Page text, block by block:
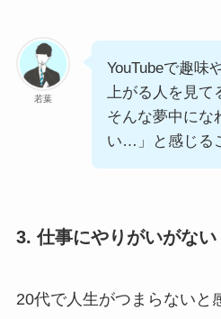
若葉
YouTubeで趣味
上がる人を見
そんな夢中にな
い…」と感じる
3. 仕事にやりがいがない
20代で人生がつまらないと